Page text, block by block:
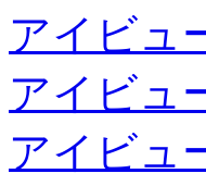
アイビュ
アイビュ
アイビュ